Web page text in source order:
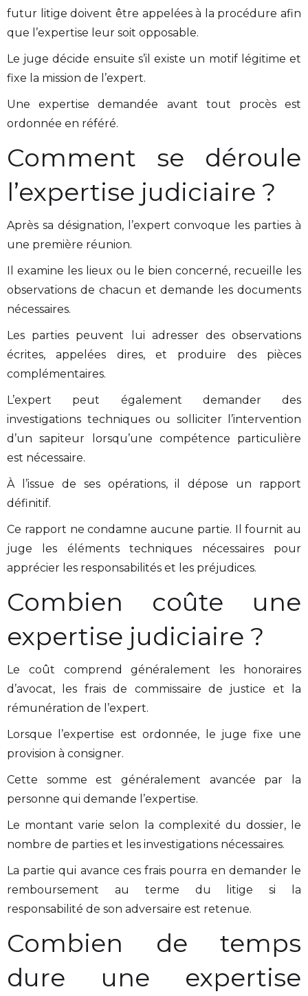
futur litige doivent être appelées à la procédure afin
que l’expertise leur soit opposable.
Le juge décide ensuite s’il existe un motif légitime et
fixe la mission de l’expert.
Une expertise demandée avant tout procès est
ordonnée en référé.
Comment se déroule
l’expertise judiciaire ?
Après sa désignation, l’expert convoque les parties à
une première réunion.
Il examine les lieux ou le bien concerné, recueille les
observations de chacun et demande les documents
nécessaires.
Les parties peuvent lui adresser des observations
écrites, appelées dires, et produire des pièces
complémentaires.
L’expert peut également demander des
investigations techniques ou solliciter l’intervention
d’un sapiteur lorsqu’une compétence particulière
est nécessaire.
À l’issue de ses opérations, il dépose un rapport
définitif.
Ce rapport ne condamne aucune partie. Il fournit au
juge les éléments techniques nécessaires pour
apprécier les responsabilités et les préjudices.
Combien coûte une
expertise judiciaire ?
Le coût comprend généralement les honoraires
d’avocat, les frais de commissaire de justice et la
rémunération de l’expert.
Lorsque l’expertise est ordonnée, le juge fixe une
provision à consigner.
Cette somme est généralement avancée par la
personne qui demande l’expertise.
Le montant varie selon la complexité du dossier, le
nombre de parties et les investigations nécessaires.
La partie qui avance ces frais pourra en demander le
remboursement au terme du litige si la
responsabilité de son adversaire est retenue.
Combien de temps
dure une expertise